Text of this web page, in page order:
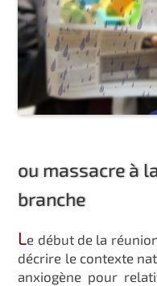
ou massacre à
branche
Le début de la
décrire le contexte
anxiogène pour